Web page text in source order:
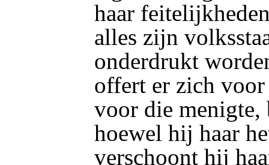
haar
alles zijn
onderdrukt
offert er zich
voor die menigte,
hoewel hij haar
verschoont hij